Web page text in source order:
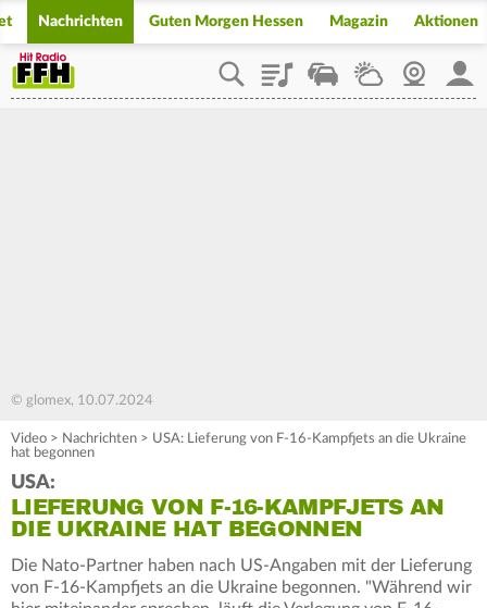
Nachrichten Guten Morgen Hessen Magazin Aktionen
PlaylistStaupilotWetterWebcam
© glomex, 10.07.2024
Video > Nachrichten > USA: Lieferung von F-16-Kampfjets an die Ukraine
hat begonnen
USA:
LIEFERUNG VON F-16-KAMPFJETS AN
DIE UKRAINE HAT BEGONNEN
Die Nato-Partner haben nach US-Angaben mit der Lieferung
von F-16-Kampfjets an die Ukraine begonnen. "Während wir